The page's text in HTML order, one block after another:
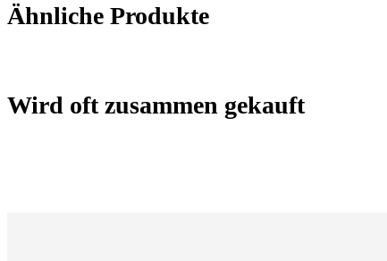
Ähnliche Produkte
Wird oft zusammen gekauft